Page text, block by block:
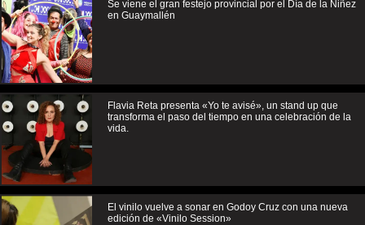
Se viene el gran festejo provincial por el Día de la Niñez
en Guaymallén
Flavia Reta presenta «Yo te avisé», un stand up que
transforma el paso del tiempo en una celebración de la
vida.
El vinilo vuelve a sonar en Godoy Cruz con una nueva
edición de «Vinilo Session»